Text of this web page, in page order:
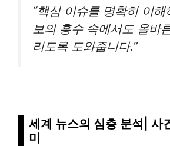
“핵심 이슈를 명확히 이
보의 홍수 속에서도 올바
리도록 도와줍니다.”
세계 뉴스의 심층 분석| 사
미